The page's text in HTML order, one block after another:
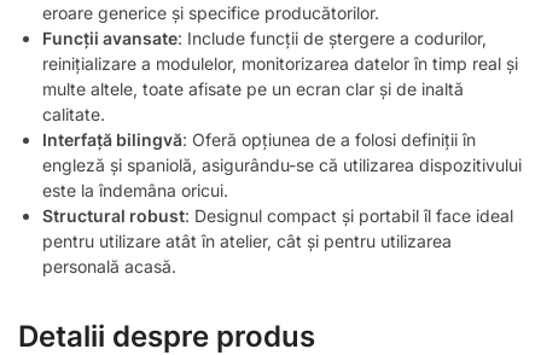
eroare generice și specifice producătorilor.
Funcții avansate: Include funcții de ștergere a codurilor,
reinițializare a modulelor, monitorizarea datelor în timp real și
multe altele, toate afisate pe un ecran clar și de inaltă
calitate.
Interfață bilingvă: Oferă opțiunea de a folosi definiții în
engleză și spaniolă, asigurându-se că utilizarea dispozitivului
este la îndemâna oricui.
Structural robust: Designul compact și portabil îl face ideal
pentru utilizare atât în atelier, cât și pentru utilizarea
personală acasă.
Detalii despre produs